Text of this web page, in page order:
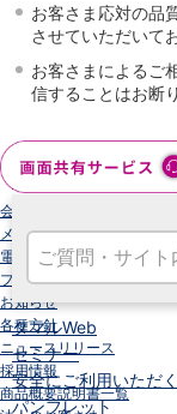
鹿児島県
沖縄県
オンライン相談専用
ATM
お客さまサポート
タマルWeb
セミナー
安全にご利用いただ
パンフレット
お客さま応対の品
させていただいて
お客さまによるご
信することはお断
会社情報
メンテナンス情報
電子公告
プライバシーポリシー
お知らせ
各種方針
ニュースリリース
採用情報
商品概要説明書一覧